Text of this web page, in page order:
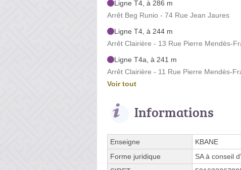
Ligne T4, à 286 m
Arrêt Beg Runio - 74 Rue Jean Jaures
Ligne T4, à 244 m
Arrêt Clairière - 13 Rue Pierre Mendès-
Ligne T4a, à 241 m
Arrêt Clairière - 11 Rue Pierre Mendès-
Voir tout
Informations
Enseigne
KBANE
Forme juridique
SA à conseil